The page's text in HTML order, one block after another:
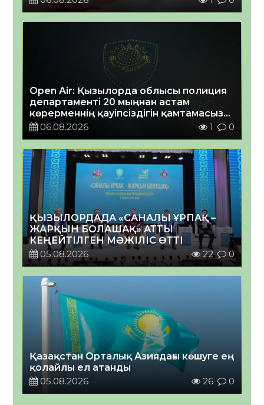
Open Air: Қызылорда облысы полиция
департаменті 20 мыңнан астам
көрерменнің қауіпсіздігін қамтамасыз
етті06.08.2026 1 0
ҚЫЗЫЛОРДАДА «САНАЛЫ ҰРПАҚ –
ЖАРҚЫН БОЛАШАҚ» АТТЫ
КЕҢЕЙТІЛГЕН МӘЖІЛІС ӨТТІ
05.08.2026
22 0
Қазақстан Орталық Азиядағы көшуге ең
қолайлы ел атанды
05.08.2026
26 0